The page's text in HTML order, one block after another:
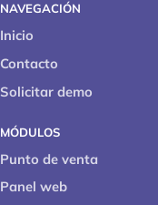
NAVEGACIÓN
Inicio
Contacto
Solicitar demo
MÓDULOS
Punto de venta
Panel web